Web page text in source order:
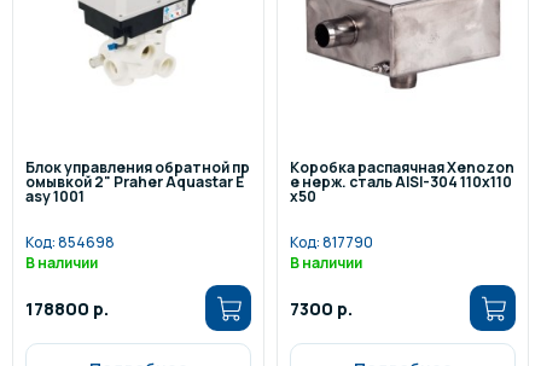
Блок управления обратной пр
омывкой 2" Praher Aquastar E
asy 1001
Код:854698
В наличии
178800 р.
Коробка распаячная Xenozon
e нерж. сталь AISI-304 110х110
х50
Код:817790
В наличии
7300 р.